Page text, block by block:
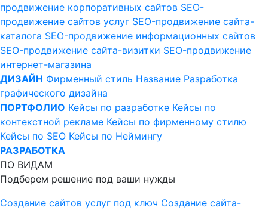
продвижение корпоративных сайтов SEO-
продвижение сайтов услуг SEO-продвижение сайта-
каталога SEO-продвижение информационных сайтов
SEO-продвижение сайта-визитки SEO-продвижение
интернет-магазина
ДИЗАЙН Фирменный стиль Название Разработка
графического дизайна
ПОРТФОЛИО Кейсы по разработке Кейсы по
контекстной рекламе Кейсы по фирменному стилю
Кейсы по SEO Кейсы по Неймингу
РАЗРАБОТКА
ПО ВИДАМ
Подберем решение под ваши нужды
Создание сайтов услуг под ключ Создание сайта-